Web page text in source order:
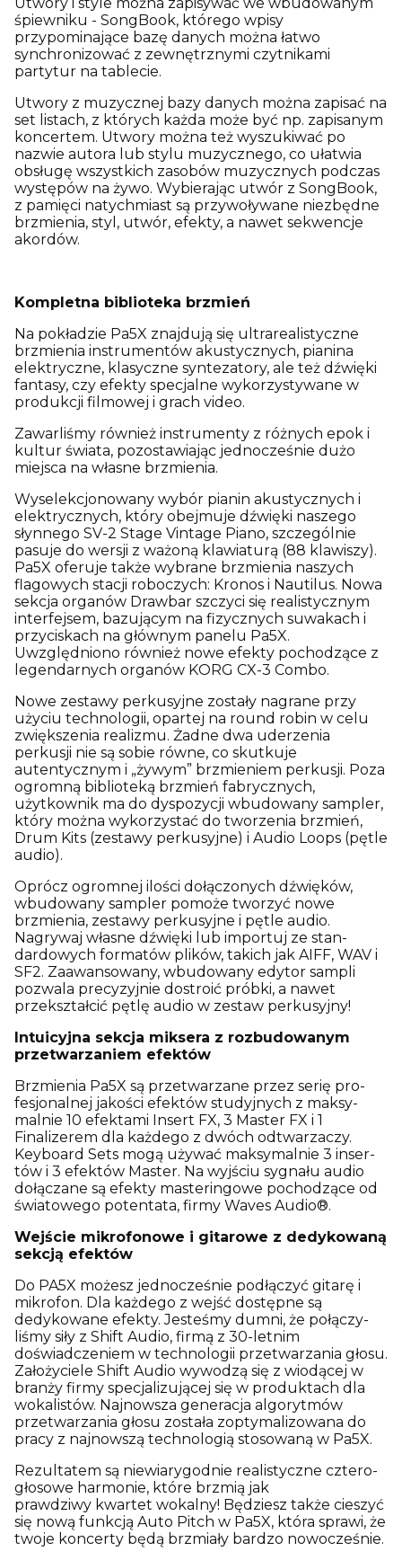
śpiewniku - SongBook, którego wpisy
przypominające bazę danych można łatwo
synchronizować z zewnętrznymi czytnikami
partytur na tablecie.
Utwory z muzycznej bazy danych można zapisać na
set listach, z których każda może być np. zapisanym
koncertem. Utwory można też wyszukiwać po
nazwie autora lub stylu muzycznego, co ułatwia
obsługę wszystkich zasobów muzycznych podczas
występów na żywo. Wybierając utwór z SongBook,
z pamięci natychmiast są przywoływane niezbędne
brzmienia, styl, utwór, efekty, a nawet sekwencje
akordów.
Kompletna biblioteka brzmień
Na pokładzie Pa5X znajdują się ultrarealistyczne
brzmienia instrumentów akustycznych, pianina
elektryczne, klasyczne syntezatory, ale też dźwięki
fantasy, czy efekty specjalne wykorzystywane w
produkcji filmowej i grach video.
Zawarliśmy również instrumenty z różnych epok i
kultur świata, pozostawiając jednocześnie dużo
miejsca na własne brzmienia.
Wyselekcjonowany wybór pianin akustycznych i
elektrycznych, który obejmuje dźwięki naszego
słynnego SV-2 Stage Vintage Piano, szczególnie
pasuje do wersji z ważoną klawiaturą (88 klawiszy).
Pa5X oferuje także wybrane brzmienia naszych
flagowych stacji roboczych: Kronos i Nautilus. Nowa
sekcja organów Drawbar szczyci się realistycznym
interfejsem, bazującym na fizycznych suwakach i
przyciskach na głównym panelu Pa5X.
Uwzględniono również nowe efekty pochodzące z
legendarnych organów KORG CX-3 Combo.
Nowe zestawy perkusyjne zostały nagrane przy
użyciu technologii, opartej na round robin w celu
zwiększenia realizmu. Żadne dwa uderzenia
perkusji nie są sobie równe, co skutkuje
autentycznym i „żywym” brzmieniem perkusji. Poza
ogromną biblioteką brzmień fabrycznych,
użytkownik ma do dyspozycji wbudowany sampler,
który można wykorzystać do tworzenia brzmień,
Drum Kits (zestawy perkusyjne) i Audio Loops (pętle
audio).
Oprócz ogromnej ilości dołączonych dźwięków,
wbudowany sampler pomoże tworzyć nowe
brzmienia, zestawy perkusyjne i pętle audio.
Nagrywaj własne dźwięki lub importuj ze stan-
dardowych formatów plików, takich jak AIFF, WAV i
SF2. Zaawansowany, wbudowany edytor sampli
pozwala precyzyjnie dostroić próbki, a nawet
przekształcić pętlę audio w zestaw perkusyjny!
Intuicyjna sekcja miksera z rozbudowanym
przetwarzaniem efektów
Brzmienia Pa5X są przetwarzane przez serię pro-
fesjonalnej jakości efektów studyjnych z maksy-
malnie 10 efektami Insert FX, 3 Master FX i 1
Finalizerem dla każdego z dwóch odtwarzaczy.
Keyboard Sets mogą używać maksymalnie 3 inser-
tów i 3 efektów Master. Na wyjściu sygnału audio
dołączane są efekty masteringowe pochodzące od
światowego potentata, firmy Waves Audio®.
Wejście mikrofonowe i gitarowe z dedykowaną
sekcją efektów
Do PA5X możesz jednocześnie podłączyć gitarę i
mikrofon. Dla każdego z wejść dostępne są
dedykowane efekty. Jesteśmy dumni, że połączy-
liśmy siły z Shift Audio, firmą z 30-letnim
doświadczeniem w technologii przetwarzania głosu.
Założyciele Shift Audio wywodzą się z wiodącej w
branży firmy specjalizującej się w produktach dla
wokalistów. Najnowsza generacja algorytmów
przetwarzania głosu została zoptymalizowana do
pracy z najnowszą technologią stosowaną w Pa5X.
Rezultatem są niewiarygodnie realistyczne cztero-
głosowe harmonie, które brzmią jak
prawdziwy kwartet wokalny! Będziesz także cieszyć
się nową funkcją Auto Pitch w Pa5X, która sprawi, że
twoje koncerty będą brzmiały bardzo nowocześnie.